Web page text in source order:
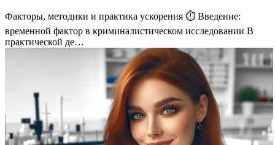
Факторы, методики и практика ускорения ⏱️ Введение:
временной фактор в криминалистическом исследовании В
практической де…